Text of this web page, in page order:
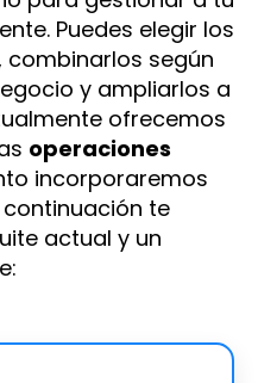
Puedes elegir los
combinarlos según
y ampliarlos a
ofrecemos
operaciones
incorporaremos
te
actual y un